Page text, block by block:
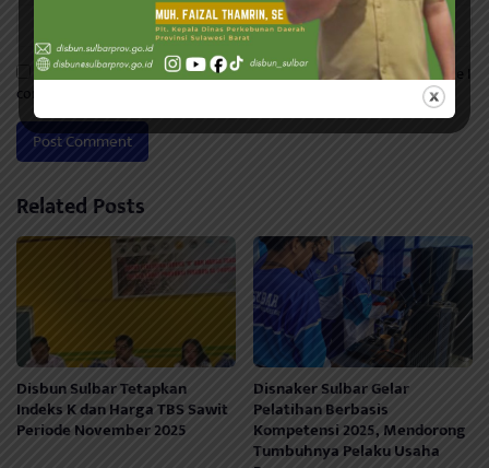
Save my name, email, and website in this browser for the next time I
comment.
Related Posts
Disbun Sulbar Tetapkan
Indeks K dan Harga TBS Sawit
Periode November 2025
Disnaker Sulbar Gelar
Pelatihan Berbasis
Kompetensi 2025, Mendorong
Tumbuhnya Pelaku Usaha